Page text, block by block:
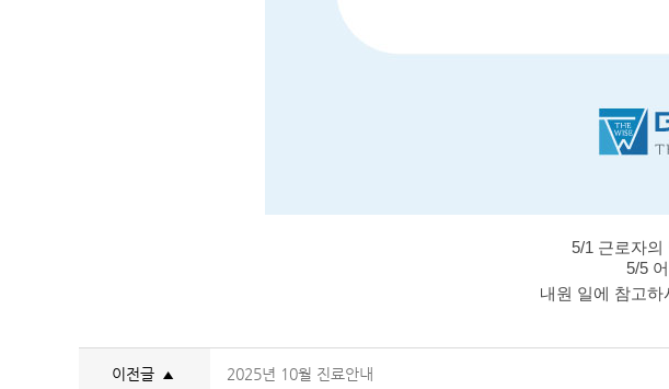
5/1 근로자의
5/5
내원 일에 참고
이전글 ▲ 2025년 10월 진료안내